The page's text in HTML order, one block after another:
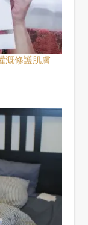
溉修護肌膚